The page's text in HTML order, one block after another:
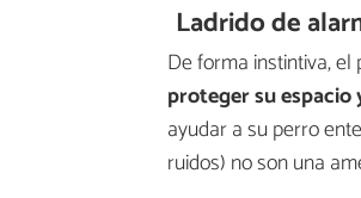
Ladrido de
De forma instintiva,
protegersu espacio
ayudar a su perro
ruidos) no son una